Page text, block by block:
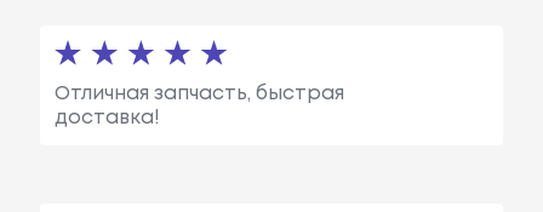
Отличная запчасть, быстрая
доставка!